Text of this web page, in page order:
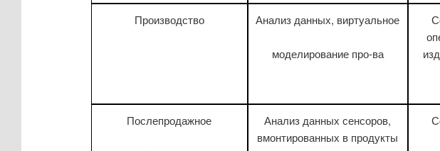
Производство Анализ данных, виртуальное
моделирование про-ва
Послепродажное
Анализ данных сенсоров,
вмонтированных в продукты